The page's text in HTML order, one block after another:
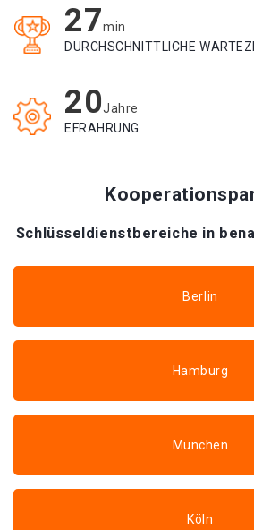
27min
DURCHSCHNITTLICHE
20Jahre
EFRAHRUNG
Schlüsseldienstbereiche in
Berlin
Hamburg
München
Köln